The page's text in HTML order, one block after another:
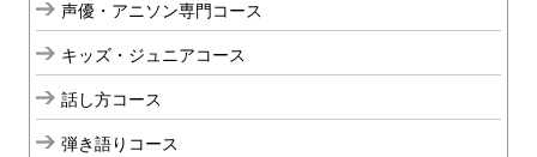
声優・アニソン専門コース
キッズ・ジュニアコース
話し方コース
弾き語りコース